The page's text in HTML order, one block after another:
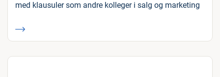
med klausuler som andre kolleger i salg og marketing